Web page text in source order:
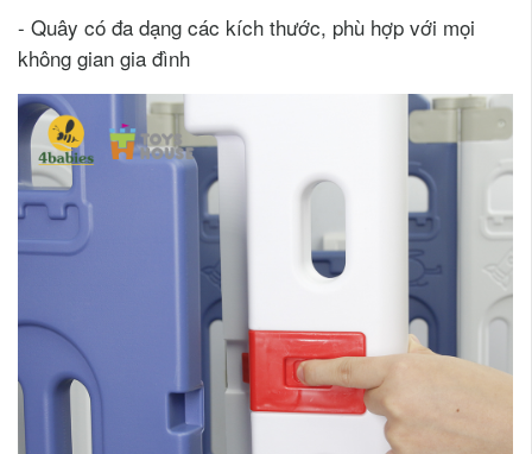
- Quây có đa dạng các kích thước, phù hợp với mọi
không gian gia đình